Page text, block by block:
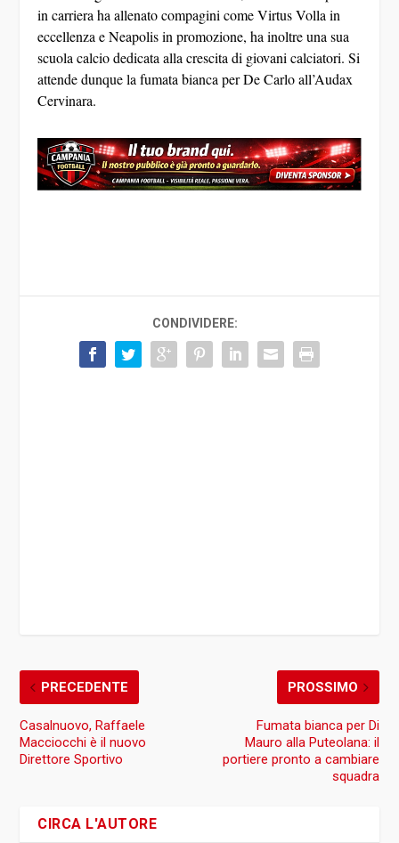
in carriera ha allenato compagini come Virtus Volla in
eccellenza e Neapolis in promozione, ha inoltre una sua
scuola calcio dedicata alla crescita di giovani calciatori. Si
attende dunque la fumata bianca per De Carlo all’Audax
Cervinara.
CONDIVIDERE:
PRECEDENTE
Casalnuovo, Raffaele
Macciocchi è il nuovo
Direttore Sportivo
PROSSIMO
Fumata bianca per Di
Mauro alla Puteolana: il
portiere pronto a cambiare
squadra
CIRCA L'AUTORE